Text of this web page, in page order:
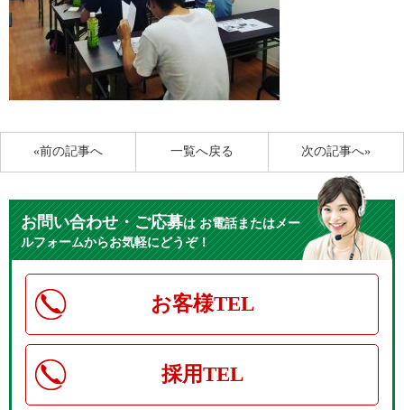
«前の記事へ 次の記事へ»
一覧へ戻る
お問い合わせ・ご応募はお電話またはメー
ルフォームからお気軽にどうぞ！
お客様TEL
採用TEL